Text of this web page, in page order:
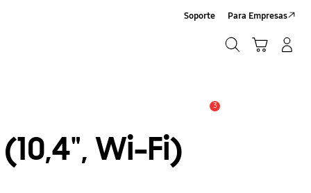
Soporte Para Empresas
3
Wi-Fi)